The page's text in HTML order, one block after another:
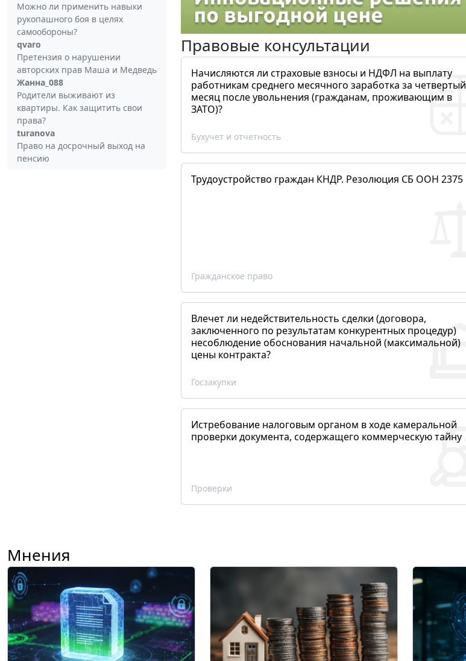
Можно ли применить навыки
рукопашного боя в целях
самообороны?
qvaro
Претензия о нарушении
авторских прав Маша и Медведь
Жанна_088
Родители выживают из
квартиры. Как защитить свои
права?
turanova
Право на досрочный выход на
пенсию
Правовые консультации
Начисляются ли страховые взносы и НДФЛ на выплату
работникам среднего месячного заработка за четвертый
месяц после увольнения (гражданам, проживающим в
ЗАТО)?
Бухучет и отчетность
Трудоустройство граждан КНДР. Резолюция СБ ООН 2375
Гражданское право
Влечет ли недействительность сделки (договора,
заключенного по результатам конкурентных процедур)
несоблюдение обоснования начальной (максимальной)
цены контракта?
Госзакупки
Истребование налоговым органом в ходе камеральной
проверки документа, содержащего коммерческую тайну
Проверки
Мнения